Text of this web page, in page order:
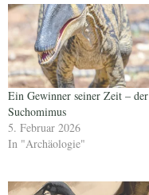
Ein Gewinner seiner Zeit – der
Suchomimus
5. Februar 2026
In "Archäologie"